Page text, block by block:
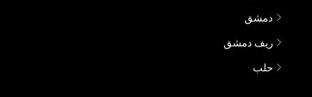
دمشق
ريف دمشق
حلب